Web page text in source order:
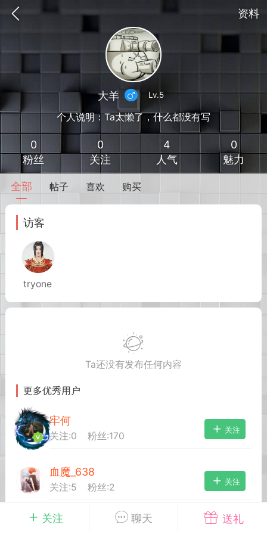
资料
我的钱包 道具 排行榜
MOD下载
大人
17:51
杀 模组安装/管理工具v1.1.0 测试版发
管理器专为新手小白准备，让安装
变得更简单不会手动查找目录？不
关注 聊天 送礼
大羊 Lv.5
个人说明：Ta太懒了，什么都没有写
0
粉丝
0
关注
4
人气
0
魅力
全部 帖子 喜欢 购买
访客
tryone
Ta还没有发布任何内容
更多优秀用户
牢何
关注:0 粉丝:170
关注
血魔_638
关注:5 粉丝:2
关注
fangguan